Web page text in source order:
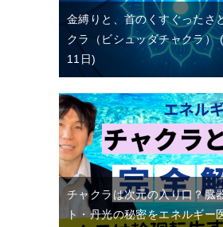
金縛りと、首のくすぐったさ
クラ（ビシュッダチャクラ）
11日
チャクラは次元の入り口？臓
ト・丹光の秘密をエネルギー